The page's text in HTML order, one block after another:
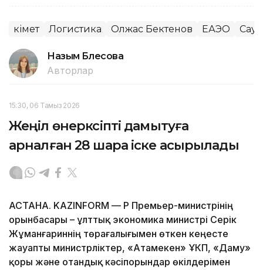
Үкімет Логистика Олжас Бектенов ЕАЭО
Назым Бөлесова
Авторлар
15:30, 06 Тамыз 2026
Жеңіл өнеркәсіпті дамытуға
арналған 28 шара іске асырылады
АСТАНА. KAZINFORM — ҚР Премьер-министрінің
орынбасары – ұлттық экономика министрі Серік
Жұманғариннің төрағалығымен өткен кеңесте
жауапты министрліктер, «Атамекен» ҰКП, «Даму»
қоры және отандық кәсіпорындар өкілдерімен